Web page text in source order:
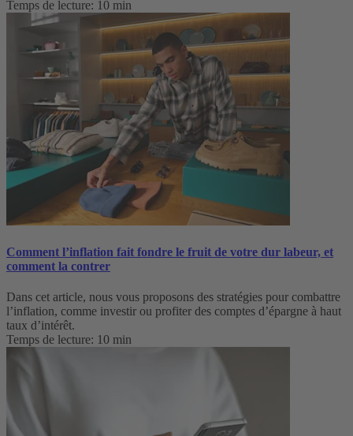
Temps de lecture: 10 min
Comment l’inflation fait fondre le fruit de votre dur labeur, et
comment la contrer
Dans cet article, nous vous proposons des stratégies pour combattre
l’inflation, comme investir ou profiter des comptes d’épargne à haut
taux d’intérêt.
Temps de lecture: 10 min